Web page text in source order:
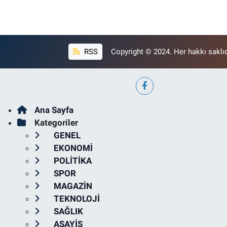
RSS Copyright © 2024. Her hakkı
Ana Sayfa
Kategoriler
GENEL
EKONOMİ
POLİTİKA
SPOR
MAGAZİN
TEKNOLOJİ
SAĞLIK
ASAYİŞ